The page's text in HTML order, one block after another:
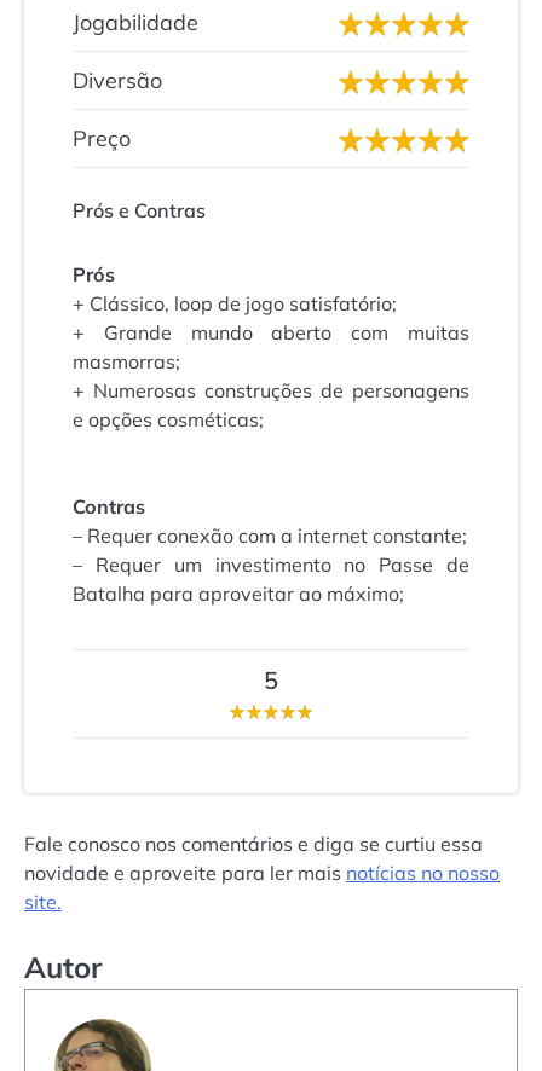
Jogabilidade
Diversão
Preço
Prós e Contras
Prós
+ Clássico, loop de jogo satisfatório;
+ Grande mundo aberto com muitas
masmorras;
+ Numerosas construções de personagens
e opções cosméticas;
Contras
– Requer conexão com a internet constante;
– Requer um investimento no Passe de
Batalha para aproveitar ao máximo;
5
Fale conosco nos comentários e diga se curtiu essa
novidade e aproveite para ler mais notícias no nosso
site.
Autor